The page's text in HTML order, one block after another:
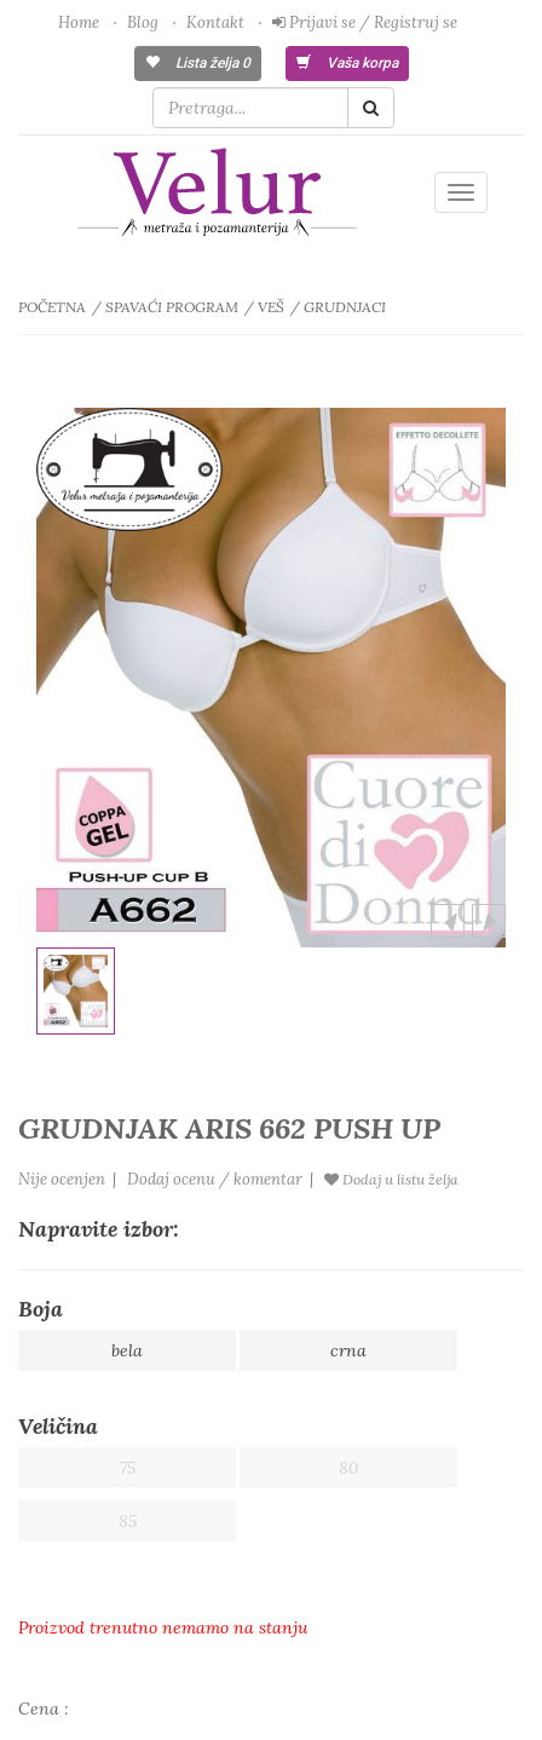
Home Blog Kontakt Prijavi se / Registruj se
Lista želja 0 Vaša korpa
Toggle
POČETNA SPAVAĆI PROGRAM VEŠ GRUDNJACI
GRUDNJAK ARIS 662 PUSH UP
Nije ocenjen | Dodaj ocenu / komentar | Dodaj u listu želja
Napravite izbor:
Boja
bela crna
Veličina
75 80
85
Proizvod trenutno nemamo na stanju
Cena :